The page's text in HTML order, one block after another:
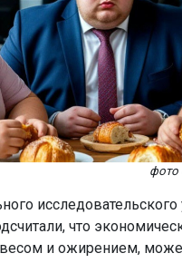
фото
что
и ожирением,